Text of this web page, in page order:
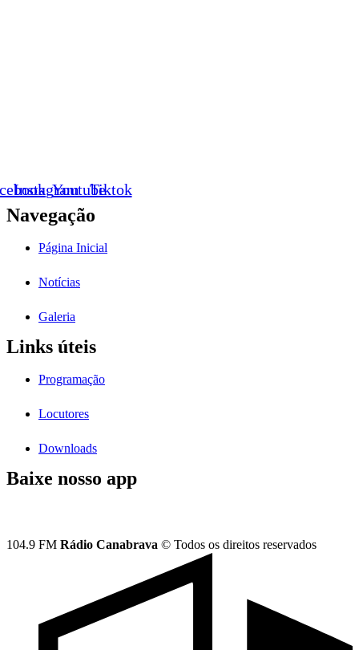
InstagramYoutubeTiktok
Navegação
Página Inicial
Notícias
Galeria
Links úteis
Programação
Locutores
Downloads
Baixe nosso app
104.9 FM Rádio Canabrava © Todos os direitos reservados